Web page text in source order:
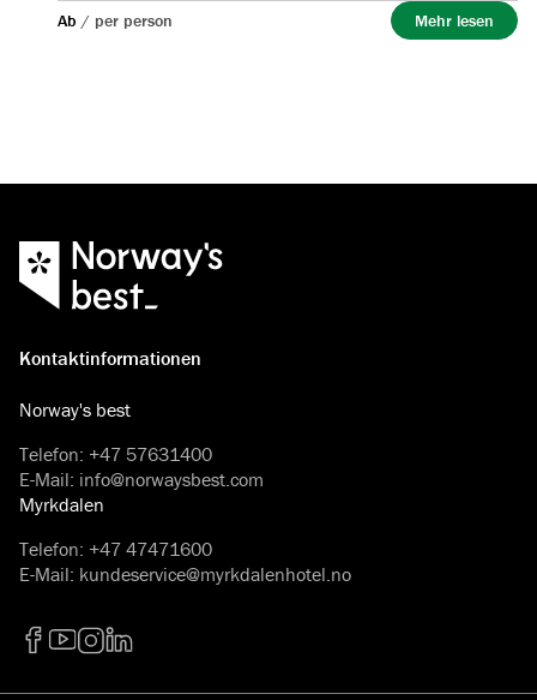
Ab / per person Mehr lesen
Kontaktinformationen
Norway's best
Telefon: +47 57631400
E-Mail: info@norwaysbest.com
Myrkdalen
Telefon: +47 47471600
E-Mail: kundeservice@myrkdalenhotel.no